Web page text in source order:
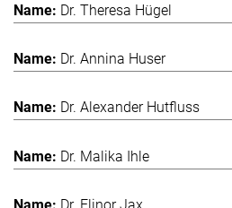
Dr. Theresa Hügel
Dr. Annina Huser
Dr. Alexander Hutfluss
Dr. Malika Ihle